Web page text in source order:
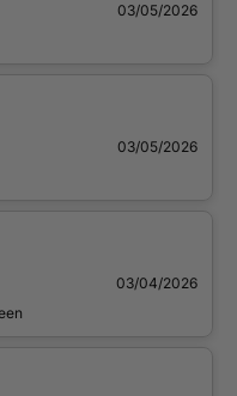
03/05/2026
03/05/2026
03/04/2026